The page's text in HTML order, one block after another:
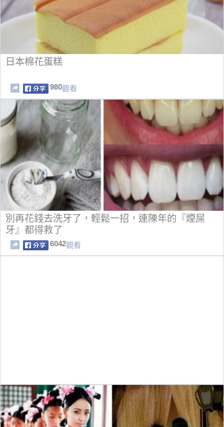
日本棉花蛋糕
980觀看
別再花錢去洗牙了，輕鬆一招，連陳年的『煙屎
牙』都得救了
6042觀看